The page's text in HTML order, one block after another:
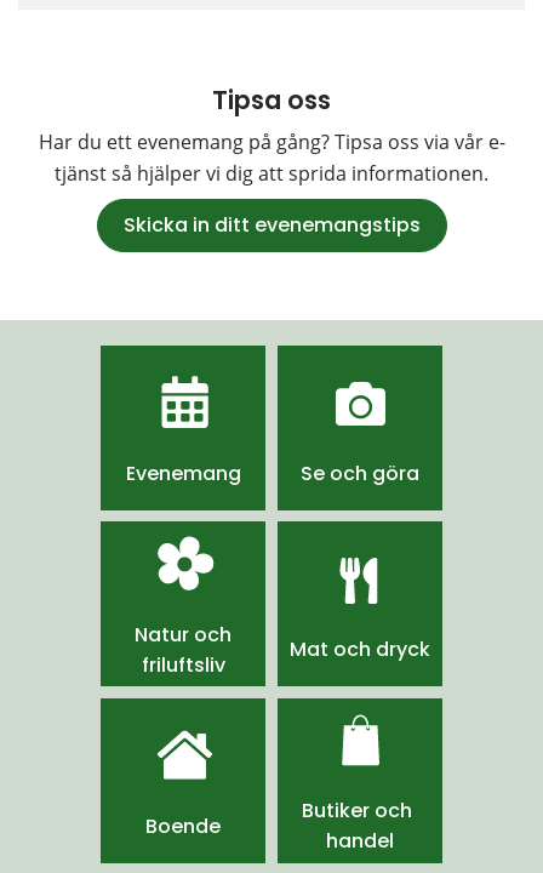
Tipsa oss
Har du ett evenemang på gång? Tipsa oss via vår e-
tjänst så hjälper vi dig att sprida informationen.
Skicka in ditt evenemangstips
Evenemang Se och göra
Natur och
friluftsliv
Mat och dryck
Boende
Butiker och
handel